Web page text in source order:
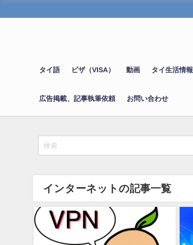
タイ語 ビザ（VISA） 動画 タイ生活情報
広告掲載、記事執筆依頼 お問い合わせ
インターネットの記事一覧